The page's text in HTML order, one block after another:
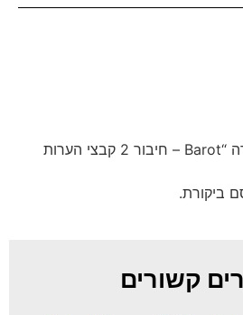
היה הראשון לכתוב סקירה “Barot – חיבור 2 קבצי הערות
ביקורת.
קשורים